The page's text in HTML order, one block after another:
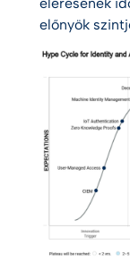
elérésének
előnyök